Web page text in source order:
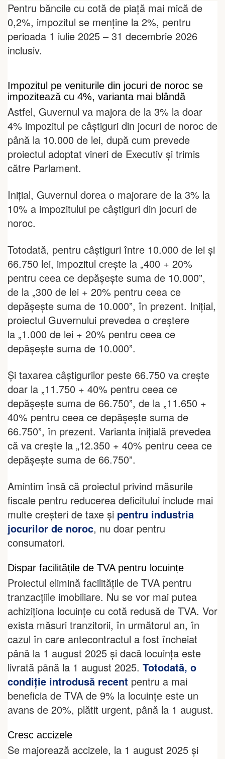
Pentru băncile cu cotă de piață mai mică de
0,2%, impozitul se menține la 2%, pentru
perioada 1 iulie 2025 – 31 decembrie 2026
inclusiv.
Impozitul pe veniturile din jocuri de noroc se
impozitează cu 4%, varianta mai blândă
Astfel, Guvernul va majora de la 3% la doar
4% impozitul pe câștiguri din jocuri de noroc de
până la 10.000 de lei, după cum prevede
proiectul adoptat vineri de Executiv și trimis
către Parlament.
Inițial, Guvernul dorea o majorare de la 3% la
10% a impozitului pe câștiguri din jocuri de
noroc.
Totodată, pentru câștiguri între 10.000 de lei și
66.750 lei, impozitul crește la „400 + 20%
pentru ceea ce depăşeşte suma de 10.000”,
de la „300 de lei + 20% pentru ceea ce
depășește suma de 10.000”, în prezent. Inițial,
proiectul Guvernului prevedea o creștere
la „1.000 de lei + 20% pentru ceea ce
depășește suma de 10.000”.
Și taxarea câștigurilor peste 66.750 va crește
doar la „11.750 + 40% pentru ceea ce
depăşeşte suma de 66.750”, de la „11.650 +
40% pentru ceea ce depăşeşte suma de
66.750”, în prezent. Varianta inițială prevedea
că va crește la „12.350 + 40% pentru ceea ce
depăşeşte suma de 66.750”.
Amintim însă că proiectul privind măsurile
fiscale pentru reducerea deficitului include mai
multe creșteri de taxe și pentru industria
jocurilor de noroc, nu doar pentru
consumatori.
Dispar facilitățile de TVA pentru locuințe
Proiectul elimină facilitățile de TVA pentru
tranzacțiile imobiliare. Nu se vor mai putea
achiziționa locuințe cu cotă redusă de TVA. Vor
exista măsuri tranzitorii, în următorul an, în
cazul în care antecontractul a fost încheiat
până la 1 august 2025 și dacă locuința este
livrată până la 1 august 2025. Totodată, o
condiție introdusă recent pentru a mai
beneficia de TVA de 9% la locuințe este un
avans de 20%, plătit urgent, până la 1 august.
Cresc accizele
Se majorează accizele, la 1 august 2025 și